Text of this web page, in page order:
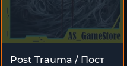
Post Trauma / Пост